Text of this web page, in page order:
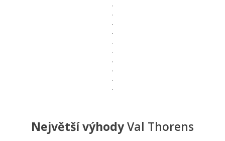
Největší výhodyVal Thorens